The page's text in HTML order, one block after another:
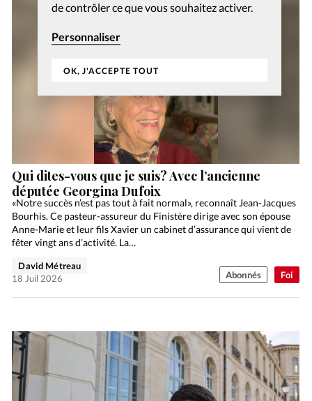
de contrôler ce que vous souhaitez activer.
Personnaliser
OK, J'ACCEPTE TOUT
Foi
Qui dites-vous que je suis? Avec l’ancienne
députée Georgina Dufoix
«Notre succès n’est pas tout à fait normal», reconnaît Jean-Jacques
Bourhis. Ce pasteur-assureur du Finistère dirige avec son épouse
Anne-Marie et leur fils Xavier un cabinet d’assurance qui vient de
fêter vingt ans d’activité. La…
David Métreau
18 Juil 2026
Abonnés